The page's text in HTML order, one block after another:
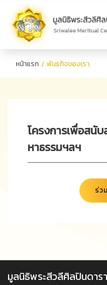
หน้าแรก พันธกิจของเรา
โครงการเพื่อสนั
หาธรรมฯลฯ
ร่ว
มูลนิธิพระสีวลีศิลปินดา